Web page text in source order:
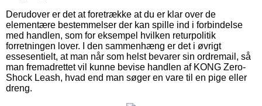
Derudover er det at foretrække at du er klar over de
elementære bestemmelser der kan spille ind i forbindelse
med handlen, som for eksempel hvilken returpolitik
forretningen lover. I den sammenhæng er det i øvrigt
essesentielt, at man når som helst bevarer sin ordremail, så
man fremadrettet vil kunne bevise handlen af KONG Zero-
Shock Leash, hvad end man søger en vare til en pige eller
dreng.